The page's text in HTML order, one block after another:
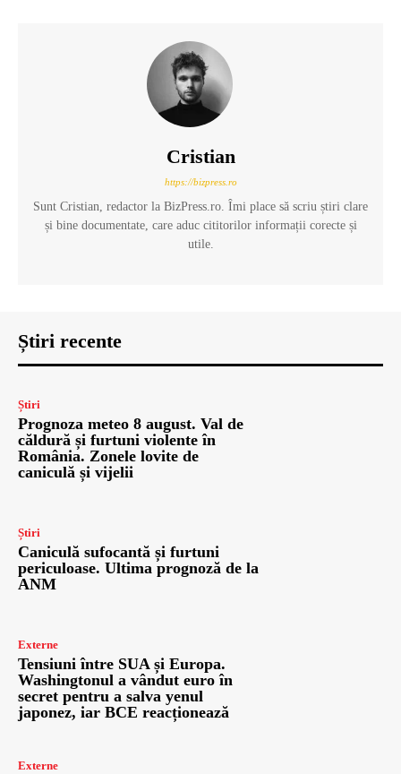
Cristian
https://bizpress.ro
Sunt Cristian, redactor la BizPress.ro. Îmi place să scriu știri clare
și bine documentate, care aduc cititorilor informații corecte și
utile.
Știri recente
Știri
Prognoza meteo 8 august. Val de
căldură și furtuni violente în
România. Zonele lovite de
caniculă și vijelii
Știri
Caniculă sufocantă și furtuni
periculoase. Ultima prognoză de la
ANM
Externe
Tensiuni între SUA și Europa.
Washingtonul a vândut euro în
secret pentru a salva yenul
japonez, iar BCE reacționează
Externe